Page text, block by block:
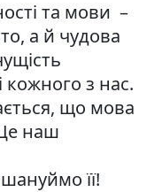
та мови –
а й чудова
кожного з нас.
що мова
наш
її!